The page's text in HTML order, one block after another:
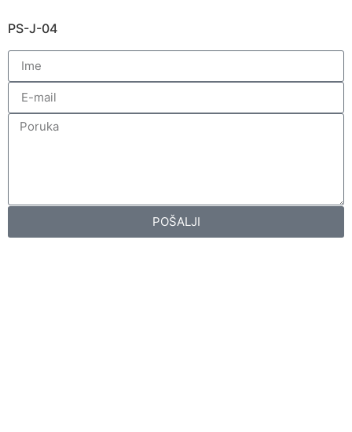
PS-J-04
POŠALJI